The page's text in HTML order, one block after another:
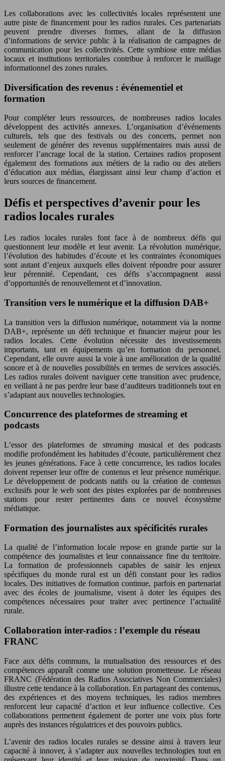
Les collaborations avec les collectivités locales représentent une
autre piste de financement pour les radios rurales. Ces partenariats
peuvent prendre diverses formes, allant de la diffusion
d’informations de service public à la réalisation de campagnes de
communication pour les collectivités. Cette symbiose entre médias
locaux et institutions territoriales contribue à renforcer le maillage
informationnel des zones rurales.
Diversification des revenus : événementiel et
formation
Pour compléter leurs ressources, de nombreuses radios locales
développent des activités annexes. L’organisation d’événements
culturels, tels que des festivals ou des concerts, permet non
seulement de générer des revenus supplémentaires mais aussi de
renforcer l’ancrage local de la station. Certaines radios proposent
également des formations aux métiers de la radio ou des ateliers
d’éducation aux médias, élargissant ainsi leur champ d’action et
leurs sources de financement.
Défis et perspectives d’avenir pour les
radios locales rurales
Les radios locales rurales font face à de nombreux défis qui
questionnent leur modèle et leur avenir. La révolution numérique,
l’évolution des habitudes d’écoute et les contraintes économiques
sont autant d’enjeux auxquels elles doivent répondre pour assurer
leur pérennité. Cependant, ces défis s’accompagnent aussi
d’opportunités de renouvellement et d’innovation.
Transition vers le numérique et la diffusion DAB+
La transition vers la diffusion numérique, notamment via la norme
DAB+, représente un défi technique et financier majeur pour les
radios locales. Cette évolution nécessite des investissements
importants, tant en équipements qu’en formation du personnel.
Cependant, elle ouvre aussi la voie à une amélioration de la qualité
sonore et à de nouvelles possibilités en termes de services associés.
Les radios rurales doivent naviguer cette transition avec prudence,
en veillant à ne pas perdre leur base d’auditeurs traditionnels tout en
s’adaptant aux nouvelles technologies.
Concurrence des plateformes de streaming et
podcasts
L’essor des plateformes de streaming musical et des podcasts
modifie profondément les habitudes d’écoute, particulièrement chez
les jeunes générations. Face à cette concurrence, les radios locales
doivent repenser leur offre de contenus et leur présence numérique.
Le développement de podcasts natifs ou la création de contenus
exclusifs pour le web sont des pistes explorées par de nombreuses
stations pour rester pertinentes dans ce nouvel écosystème
médiatique.
Formation des journalistes aux spécificités rurales
La qualité de l’information locale repose en grande partie sur la
compétence des journalistes et leur connaissance fine du territoire.
La formation de professionnels capables de saisir les enjeux
spécifiques du monde rural est un défi constant pour les radios
locales. Des initiatives de formation continue, parfois en partenariat
avec des écoles de journalisme, visent à doter les équipes des
compétences nécessaires pour traiter avec pertinence l’actualité
rurale.
Collaboration inter-radios : l’exemple du réseau
FRANC
Face aux défis communs, la mutualisation des ressources et des
compétences apparaît comme une solution prometteuse. Le réseau
FRANC (Fédération des Radios Associatives Non Commerciales)
illustre cette tendance à la collaboration. En partageant des contenus,
des expériences et des moyens techniques, les radios membres
renforcent leur capacité d’action et leur influence collective. Ces
collaborations permettent également de porter une voix plus forte
auprès des instances régulatrices et des pouvoirs publics.
L’avenir des radios locales rurales se dessine ainsi à travers leur
capacité à innover, à s’adapter aux nouvelles technologies tout en